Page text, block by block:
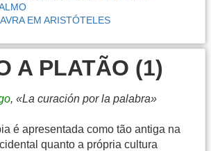
EM ARISTÓTELES
A PLATÃO (1)
, «La curación por la palabra»
é apresentada como tão antiga na
quanto a própria cultura